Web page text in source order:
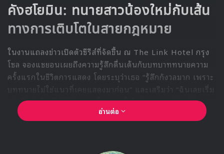
คังฮโยมิน: ทนายสาวน้องใหม่กับเส้น
ทางการเติบโตในสายกฎหมาย
ในงานแถลงข่าวเปิดตัวซีรีส์ที่จัดขึ้น ณ The Link Hotel กรุง
โซล จองแชยอนเผยถึงความรู้สึกตื่นเต้นกับบทบาททนายความ
ครั้งแรกในชีวิตการแสดง โดยระบุว่าเธอ “รู้สึกกังวลมาก เพราะ
บททนายไม่ใช่แนวที่เคยแสดงมาก่อน” และเสริมว่า “ฉันเลยเริ่ม
ปรับไลฟ์สไตล์ให้มีวินัยมากขึ้น และตั้งใจอ่านบทเหมือนเรียน
หนังสือเพื่อให้เข้าใจศัพท์ทางกฎหมายที่ไม่คุ้นเคย”
อ่านต่อ